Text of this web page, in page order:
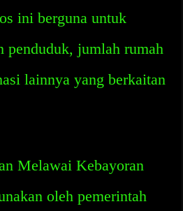
ini berguna untuk
penduduk, jumlah rumah
lainnya yang berkaitan
Melawai Kebayoran
oleh pemerintah